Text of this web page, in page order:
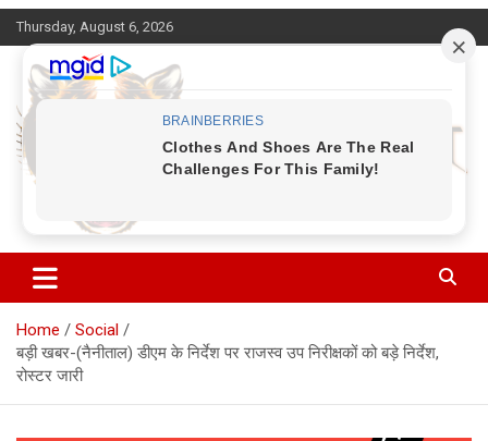
Skip
to
content
Thursday, August 6, 2026
Corbett Halchal (कॉर्बेट हलचल)
Home
Social
बड़ी खबर-(नैनीताल) डीएम के निर्देश पर राजस्व उप निरीक्षकों को बड़े निर्देश,
रोस्टर जारी